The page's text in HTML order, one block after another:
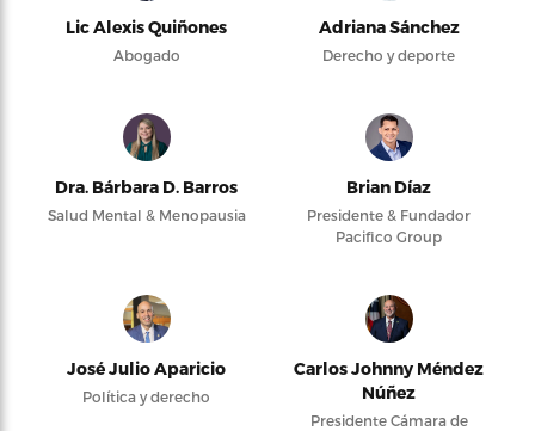
Lic Alexis Quiñones
Abogado
Adriana Sánchez
Derecho y deporte
Dra. Bárbara D. Barros
Salud Mental & Menopausia
Brian Díaz
Presidente & Fundador
Pacifico Group
José Julio Aparicio
Política y derecho
Carlos Johnny Méndez
Núñez
Presidente Cámara de